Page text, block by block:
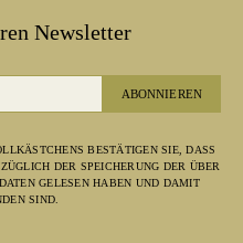
Newsletter
ABONNIEREN
BESTÄTIGEN SIE, DASS
DER SPEICHERUNG DER ÜBER
GELESEN HABEN UND DAMIT
SIND.